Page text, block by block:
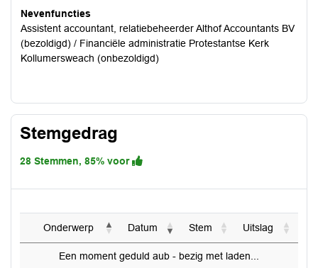
Nevenfuncties
Assistent accountant, relatiebeheerder Althof Accountants BV
(bezoldigd) / Financiële administratie Protestantse Kerk
Kollumersweach (onbezoldigd)
Stemgedrag
28 Stemmen, 85% voor
Onderwerp Datum Stem Uitslag
Een moment geduld aub - bezig met laden...